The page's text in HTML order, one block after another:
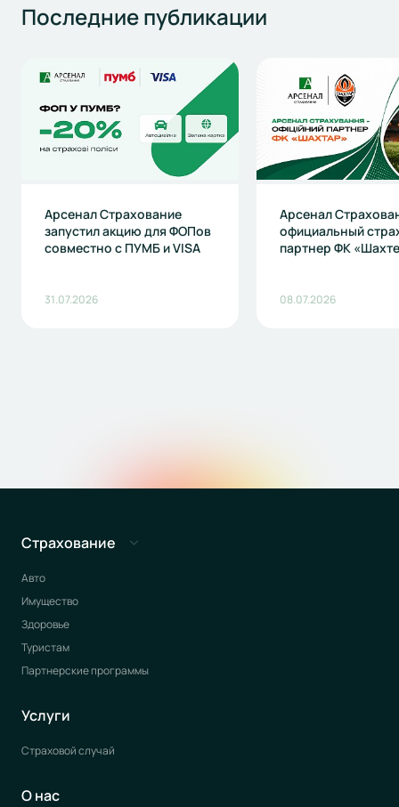
Последниепубликации
Арсенал Страхование
запустил акцию для ФОПов
совместно с ПУМБ и VISA
31.07.2026
Арсенал
официальный
партнер ФК
08.07.2026
Страхование
Авто
Имущество
Здоровье
Туристам
Партнерские программы
Услуги
Страховой случай
О нас